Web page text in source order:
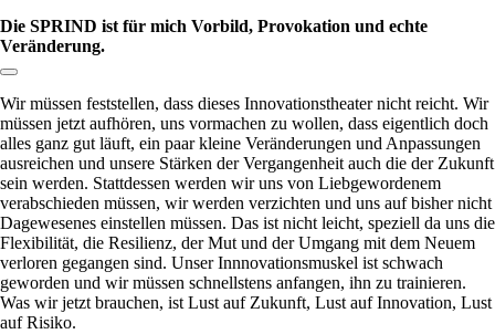
Die SPRIND ist für mich Vorbild, Provokation und echte
Veränderung.
Link zum Abschnitt kopieren:
Wir müssen feststellen, dass dieses Innovationstheater nicht reicht. Wir
müssen jetzt aufhören, uns vormachen zu wollen, dass eigentlich doch
alles ganz gut läuft, ein paar kleine Veränderungen und Anpassungen
ausreichen und unsere Stärken der Vergangenheit auch die der Zukunft
sein werden. Stattdessen werden wir uns von Liebgewordenem
verabschieden müssen, wir werden verzichten und uns auf bisher nicht
Dagewesenes einstellen müssen. Das ist nicht leicht, speziell da uns die
Flexibilität, die Resilienz, der Mut und der Umgang mit dem Neuem
verloren gegangen sind. Unser Innnovationsmuskel ist schwach
geworden und wir müssen schnellstens anfangen, ihn zu trainieren.
Was wir jetzt brauchen, ist Lust auf Zukunft, Lust auf Innovation, Lust
auf Risiko.